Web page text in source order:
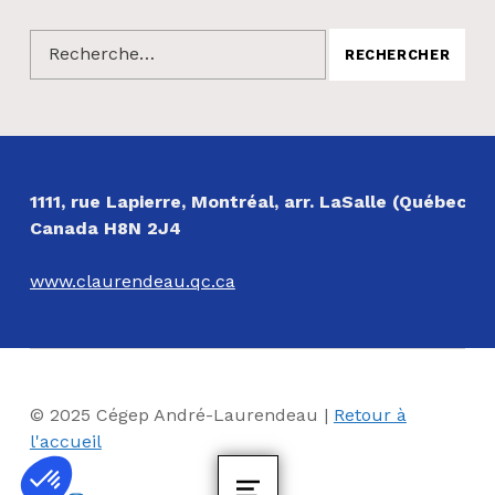
Rechercher :
1111, rue Lapierre, Montréal, arr. LaSalle (Québec)
Canada H8N 2J4
www.claurendeau.qc.ca
© 2025 Cégep André-Laurendeau | Retour à
l'accueil
Facebook
Instagram